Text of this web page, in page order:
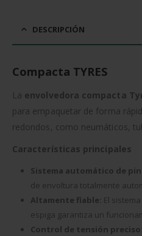
DESCRIPCIÓN
Compacta TYRES
La envolvedora compacta
para empaquetar de forma
redondos, como neumáticos,
Características principales
Sistema automático de
de envoltura totalmente
Altamente fiable: El
espiga garantiza un
Control de tensión preciso: